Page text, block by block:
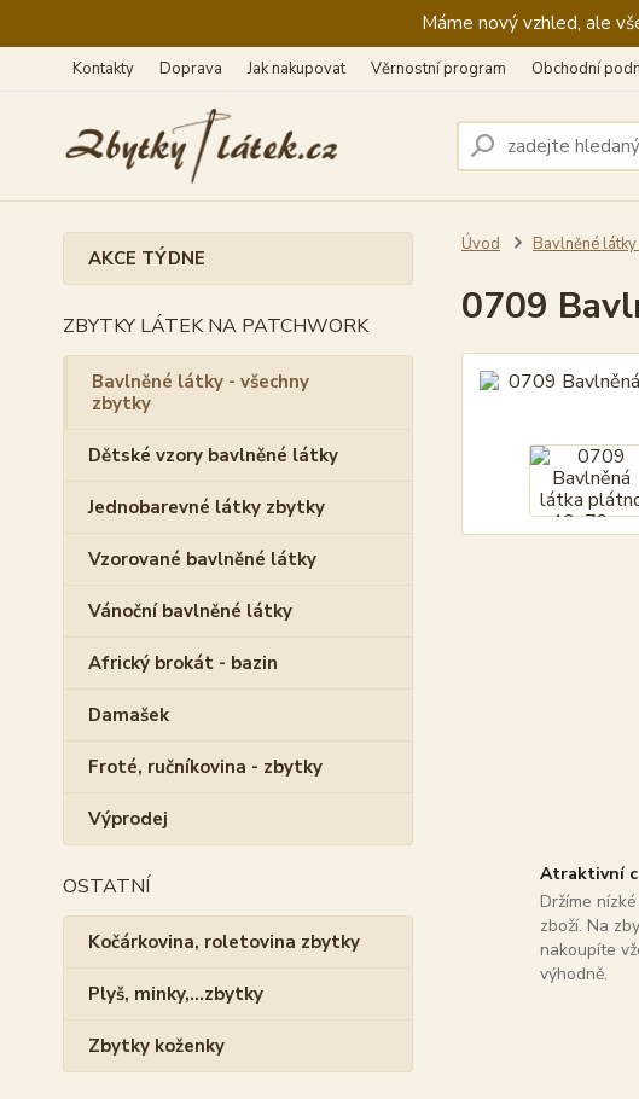
Máme nový vzhled, ale
Kontakty Doprava Jak nakupovat Věrnostní program Obchodní
AKCE TÝDNE
ZBYTKY LÁTEK NA PATCHWORK
Bavlněné látky - všechny
zbytky
Dětské vzory bavlněné látky
Jednobarevné látky zbytky
Vzorované bavlněné látky
Vánoční bavlněné látky
Africký brokát - bazin
Damašek
Froté, ručníkovina - zbytky
Výprodej
OSTATNÍ
Kočárkovina, roletovina zbytky
Plyš, minky,...zbytky
Zbytky koženky
Úvod Bavlněné
0709
Atraktivní
Držíme
zboží. Na
nakoupíte
výhodně.